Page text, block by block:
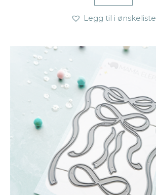
Legg til i ønskeliste